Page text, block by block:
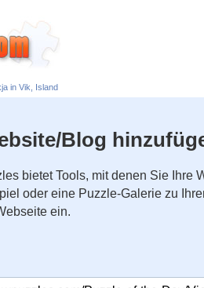
in Vik, Island
Blog
bietet Tools, mit denen Sie Ihre
oder eine Puzzle-Galerie zu
ein.